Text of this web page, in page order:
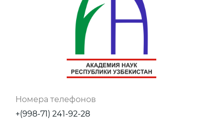
Номера телефонов
+(998-71) 241-92-28